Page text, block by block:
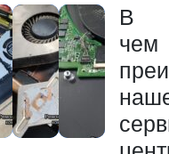
В
чем